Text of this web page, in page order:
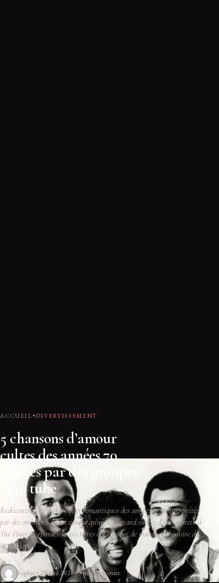
ACCUEIL DIVERTISSEMENT
5 chansons d’amour
cultes des années 70
signées par des groupes
d’un tube
Redécouvrez cinq classiques romantiques des années 1970 interprétés
par des artistes n'ayant connu qu'un seul grand succès. De Nazareth à
The Hues Corporation, ces titres continuent de marquer l'histoire de
la musique.
Sophie 21 avril 2026 5 min de lecture